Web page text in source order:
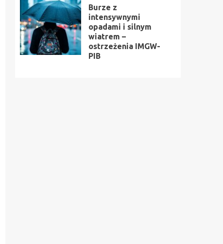
Burze z
intensywnymi
opadami i silnym
wiatrem –
ostrzeżenia IMGW-
PIB